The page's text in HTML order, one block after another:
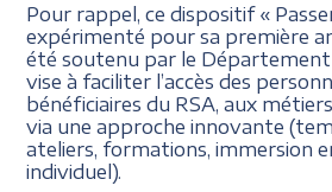
Pour rappel, ce dispositif «
expérimenté pour sa première
été soutenu par le Département
vise à faciliter l’accès des
bénéficiaires du RSA, aux métiers
via une approche innovante
ateliers, formations, immersion
individuel).